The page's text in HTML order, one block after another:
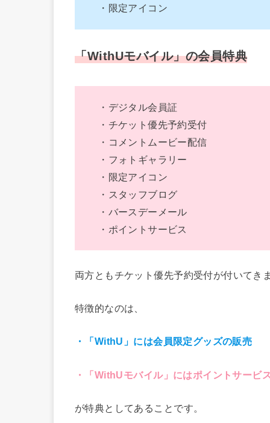
・限定アイコン
「WithUモバイル」の会員特典
・デジタル会員証
・チケット優先予約受付
・コメントムービー配信
・フォトギャラリー
・限定アイコン
・スタッフブログ
・バースデーメール
・ポイントサービス
両方ともチケット優先予約受付が付いてき
特徴的なのは、
・「WithU」には会員限定グッズの販売
・「WithUモバイル」にはポイントサービ
が特典としてあることです。